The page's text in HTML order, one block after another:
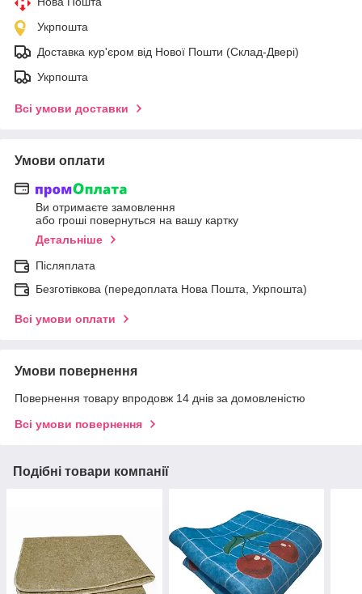
Укрпошта
Доставка кур'єром від Нової Пошти (Склад-Двері)
Укрпошта
Всі умови доставки
Умови оплати
Ви отримаєте замовлення
або гроші повернуться на вашу картку
Детальніше
Післяплата
Безготівкова (передоплата Нова Пошта, Укрпошта)
Всі умови оплати
Умови повернення
Повернення товару впродовж 14 днів за домовленістю
Всі умови повернення
Подібні товари компанії